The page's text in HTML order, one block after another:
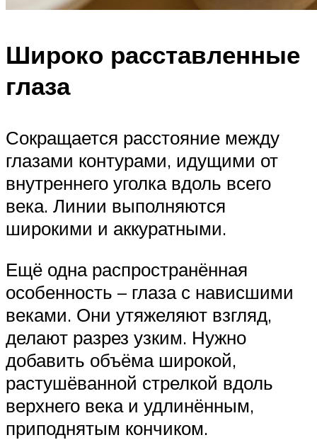
Широко расставленные
глаза
Сокращается расстояние между
глазами контурами, идущими от
внутреннего уголка вдоль всего
века. Линии выполняются
широкими и аккуратными.
Ещё одна распространённая
особенность – глаза с нависшими
веками. Они утяжеляют взгляд,
делают разрез узким. Нужно
добавить объёма широкой,
растушёванной стрелкой вдоль
верхнего века и удлинённым,
приподнятым кончиком.